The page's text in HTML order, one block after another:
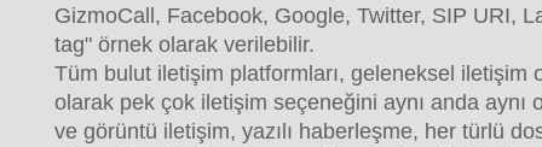
GizmoCall, Facebook, Google, Twitter, SIP URI,
tag" örnek olarak verilebilir.
Tüm bulut iletişim platformları, geleneksel iletişim
olarak pek çok iletişim seçeneğini aynı anda aynı
ve görüntü iletişim, yazılı haberleşme, her türlü